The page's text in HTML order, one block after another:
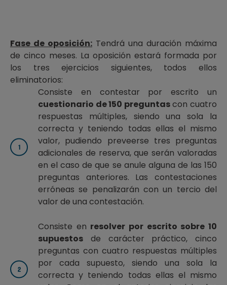
Fase de oposición: Tendrá una duración máxima
de cinco meses. La oposición estará formada por
los tres ejercicios siguientes, todos ellos
eliminatorios:
Consiste en contestar por escrito un
cuestionario de 150 preguntascon cuatro
respuestas múltiples, siendo una sola la
correcta y teniendo todas ellas el mismo
valor, pudiendo preveerse tres preguntas
adicionales de reserva, que serán valoradas
en el caso de que se anule alguna de las 150
preguntas anteriores. Las contestaciones
erróneas se penalizarán con un tercio del
valor de una contestación.
Consiste en resolver por escrito sobre 10
supuestos de carácter práctico, cinco
preguntas con cuatro respuestas múltiples
por cada supuesto, siendo una sola la
correcta y teniendo todas ellas el mismo